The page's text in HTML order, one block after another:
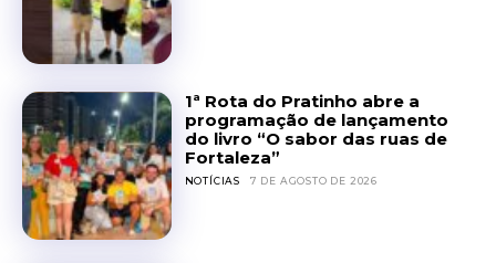
1ª Rota do Pratinho abre a
programação de lançamento
do livro “O sabor das ruas de
Fortaleza”
NOTÍCIAS 7 DE AGOSTO DE 2026